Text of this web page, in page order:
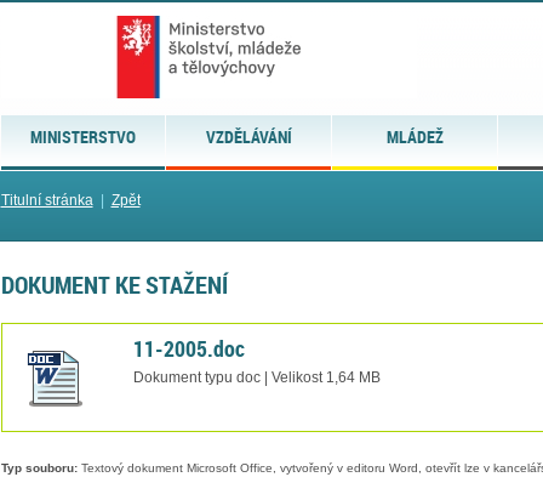
MINISTERSTVO VZDĚLÁVÁNÍ MLÁDEŽ
Titulní stránka| Zpět
DOKUMENT KE STAŽENÍ
11-2005.doc
Dokument typu doc | Velikost 1,64 MB
Typ souboru:Textový dokument Microsoft Office, vytvořený v editoru Word, otevřít lze v